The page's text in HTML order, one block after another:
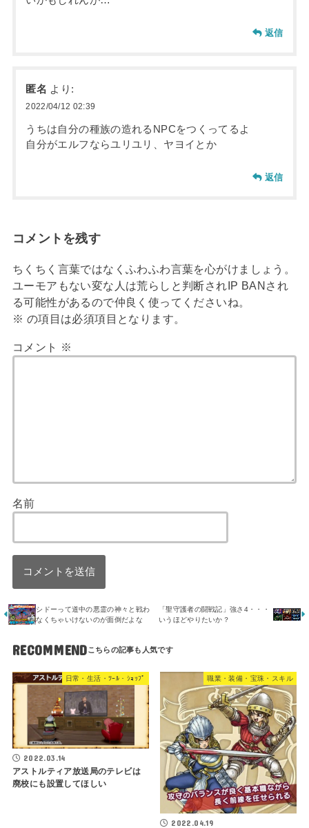
返信
匿名 より:
2022/04/12 02:39
うちは自分の種族の造れるNPCをつくってるよ
自分がエルフならユリユリ、ヤヨイとか
返信
コメントを残す
ちくちく言葉ではなくふわふわ言葉を心がけましょう。
ユーモアもない変な人は荒らしと判断されIP BANされ
る可能性があるので仲良く使ってくださいね。
※ の項目は必須項目となります。
コメント ※
名前
シドーって道中の悪霊の神々と戦わ
なくちゃいけないのが面倒だよな
「聖守護者の闘戦記」強さ4・・・
いうほどやりたいか？
RECOMMEND
日常・生活・ﾂｰﾙ・ｼｮｯﾌﾟ
2022.03.14
アストルティア放送局のテレビは
廃校にも設置してほしい
職業・装備・宝珠・スキル
2022.04.19